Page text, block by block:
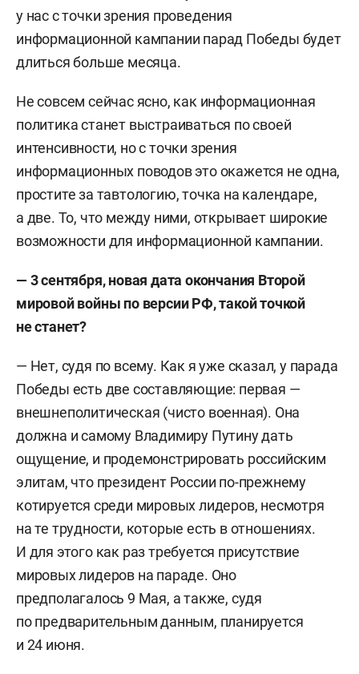
у нас с точки зрения проведения
информационной кампании парад Победы будет
длиться больше месяца.
Не совсем сейчас ясно, как информационная
политика станет выстраиваться по своей
интенсивности, но с точки зрения
информационных поводов это окажется не одна,
простите за тавтологию, точка на календаре,
а две. То, что между ними, открывает широкие
возможности для информационной кампании.
— 3 сентября, новая дата окончания Второй
мировой войны по версии РФ, такой точкой
не станет?
— Нет, судя по всему. Как я уже сказал, у парада
Победы есть две составляющие: первая —
внешнеполитическая (чисто военная). Она
должна и самому Владимиру Путину дать
ощущение, и продемонстрировать российским
элитам, что президент России по-прежнему
котируется среди мировых лидеров, несмотря
на те трудности, которые есть в отношениях.
И для этого как раз требуется присутствие
мировых лидеров на параде. Оно
предполагалось 9 Мая, а также, судя
по предварительным данным, планируется
и 24 июня.